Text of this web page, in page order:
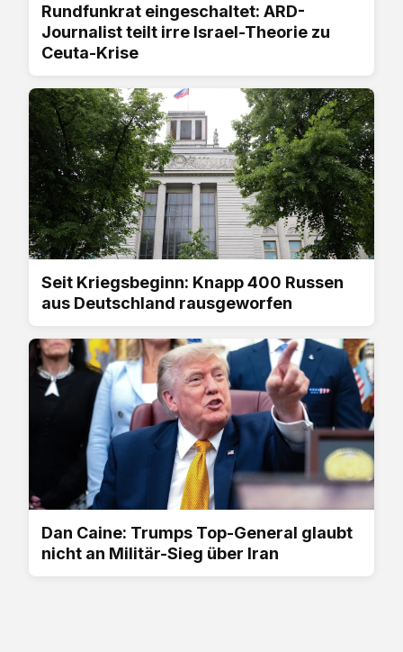
Rundfunkrat eingeschaltet: ARD-
Journalist teilt irre Israel-Theorie zu
Ceuta-Krise
Seit Kriegsbeginn: Knapp 400 Russen
aus Deutschland rausgeworfen
Dan Caine: Trumps Top-General glaubt
nicht an Militär-Sieg über Iran